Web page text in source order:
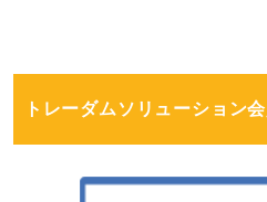
トレーダムソリューション